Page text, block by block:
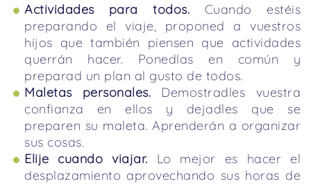
Actividades para todos. Cuando estéis
preparando el viaje, proponed a vuestros
hijos que también piensen que actividades
querrán hacer. Ponedlas en común y
preparad un plan al gusto de todos.
Maletas personales. Demostradles vuestra
confianza en ellos y dejadles que se
preparen su maleta. Aprenderán a organizar
sus cosas.
Elije cuando viajar. Lo mejor es hacer el
desplazamiento aprovechando sus horas de